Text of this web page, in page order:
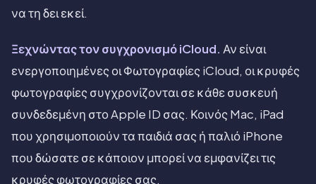
να τη δει εκεί.
Ξεχνώντας τον συγχρονισμό iCloud. Αν είναι
ενεργοποιημένες οι Φωτογραφίες iCloud, οι κρυφές
φωτογραφίες συγχρονίζονται σε κάθε συσκευή
συνδεδεμένη στο Apple ID σας. Κοινός Mac, iPad
που χρησιμοποιούν τα παιδιά σας ή παλιό iPhone
που δώσατε σε κάποιον μπορεί να εμφανίζει τις
κρυφές φωτογραφίες σας.